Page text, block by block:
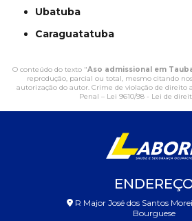
Ubatuba
Caraguatatuba
O conteúdo do texto "Aso admissional em
reprodução, parcial ou total, mesmo citando
autorização do autor. Crime de violação de direito
Penal – Lei 9610/98 - Lei de
R Major José dos Santos
Bourguese